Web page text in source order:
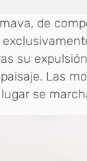
de
su
Las
se